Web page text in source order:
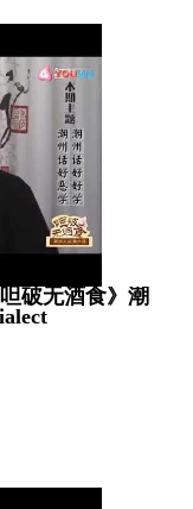
破无酒食》潮
Dialect